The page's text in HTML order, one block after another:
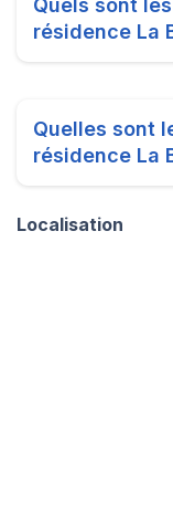
résidence La
Quelles sont
résidence La
Localisation